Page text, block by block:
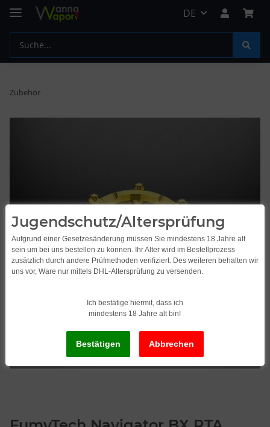
DE
Zubehör
Jugendschutz/Altersprüfung
Aufgrund einer Gesetzesänderung müssen Sie mindestens 18 Jahre alt
sein um bei uns bestellen zu können. Ihr Alter wird im Bestellprozess
zusätzlich durch andere Prüfmethoden verifiziert. Des weiteren behalten wir
uns vor, Ware nur mittels DHL-Altersprüfung zu versenden.
Ich bestätige hiermit, dass ich
mindestens 18 Jahre alt bin!